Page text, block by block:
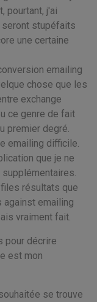
pourtant, j'ai
seront stupéfaits
une certaine
emailing
chose que les
exchange
ce genre de fait
premier degré.
emailing difficile.
que je ne
résultats que
emailing
vraiment fait.
pour décrire
est mon
se trouve